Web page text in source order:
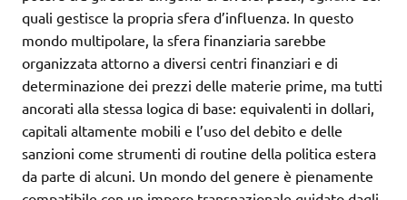
quali gestisce la propria sfera d’influenza. In questo
mondo multipolare, la sfera finanziaria sarebbe
organizzata attorno a diversi centri finanziari e di
determinazione dei prezzi delle materie prime, ma tutti
ancorati alla stessa logica di base: equivalenti in dollari,
capitali altamente mobili e l’uso del debito e delle
sanzioni come strumenti di routine della politica estera
da parte di alcuni. Un mondo del genere è pienamente